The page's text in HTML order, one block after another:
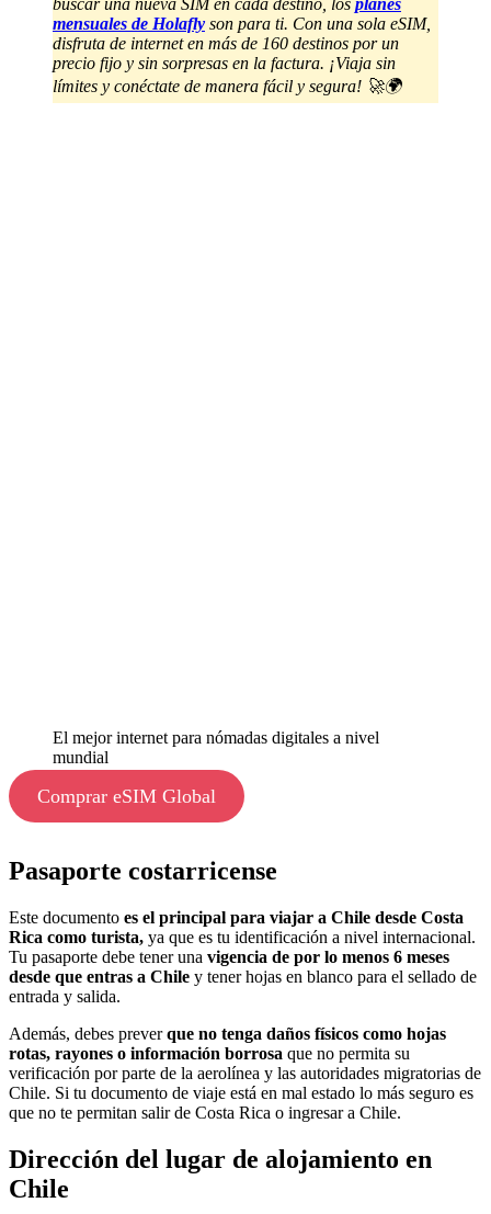
buscar una nueva SIM en cada destino, los planes
mensuales de Holafly son para ti. Con una sola eSIM,
disfruta de internet en más de 160 destinos por un
precio fijo y sin sorpresas en la factura. ¡Viaja sin
límites y conéctate de manera fácil y segura! 🚀🌍
El mejor internet para nómadas digitales a nivel
mundial
Comprar eSIM Global
Pasaporte costarricense
Este documento es el principal para viajar a Chile desde Costa
Rica como turista, ya que es tu identificación a nivel internacional.
Tu pasaporte debe tener una vigencia de por lo menos 6 meses
desde que entras a Chile y tener hojas en blanco para el sellado de
entrada y salida.
Además, debes preverque no tenga daños físicos como hojas
rotas, rayones o información borrosa que no permita su
verificación por parte de la aerolínea y las autoridades migratorias de
Chile. Si tu documento de viaje está en mal estado lo más seguro es
que no te permitan salir de Costa Rica o ingresar a Chile.
Dirección del lugar de alojamiento en
Chile